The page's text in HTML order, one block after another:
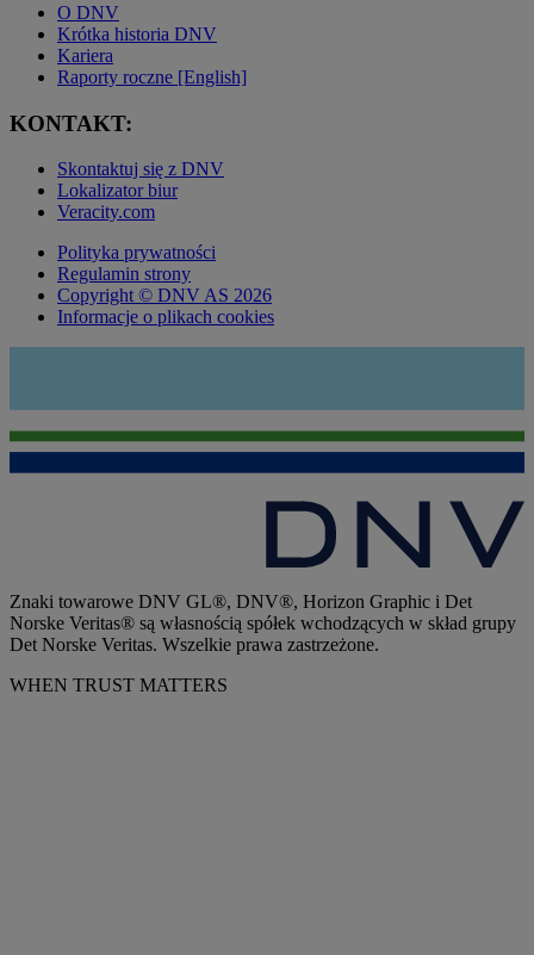
O DNV
Krótka historia DNV
Kariera
Raporty roczne [English]
KONTAKT:
Skontaktuj się z DNV
Lokalizator biur
Veracity.com
Polityka prywatności
Regulamin strony
Copyright © DNV AS 2026
Informacje o plikach cookies
Znaki towarowe DNV GL®, DNV®, Horizon Graphic i Det
Norske Veritas® są własnością spółek wchodzących w skład grupy
Det Norske Veritas. Wszelkie prawa zastrzeżone.
WHEN TRUST MATTERS